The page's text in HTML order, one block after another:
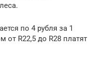
по 4 рубля за 1
от R22,5 до R28 платят